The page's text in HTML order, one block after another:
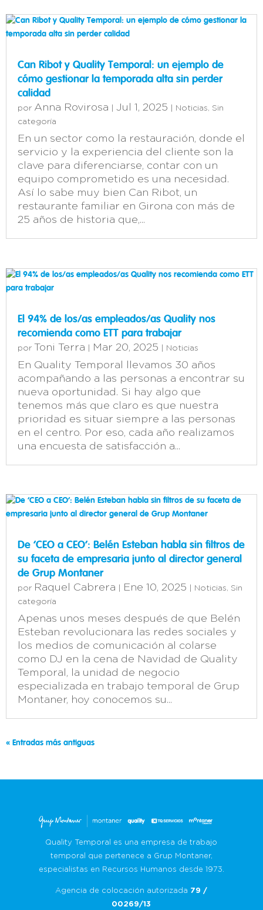
Can Ribot y Quality Temporal: un ejemplo de
cómo gestionar la temporada alta sin perder
calidad
por Anna Rovirosa Jul 1, 2025 Noticias, Sin
categoría
En un sector como la restauración, donde el
servicio y la experiencia del cliente son la
clave para diferenciarse, contar con un
equipo comprometido es una necesidad.
Así lo sabe muy bien Can Ribot, un
restaurante familiar en Girona con más de
25 años de historia que,...
El 94% de los/as empleados/as Quality nos
recomienda como ETT para trabajar
por Toni Terra Mar 20, 2025 Noticias
En Quality Temporal llevamos 30 años
acompañando a las personas a encontrar su
nueva oportunidad. Si hay algo que
tenemos más que claro es que nuestra
prioridad es situar siempre a las personas
en el centro. Por eso, cada año realizamos
una encuesta de satisfacción a...
De ‘CEO a CEO’: Belén Esteban habla sin filtros de
su faceta de empresaria junto al director general
de Grup Montaner
por Raquel Cabrera Ene 10, 2025 Noticias, Sin
categoría
Apenas unos meses después de que Belén
Esteban revolucionara las redes sociales y
los medios de comunicación al colarse
como DJ en la cena de Navidad de Quality
Temporal, la unidad de negocio
especializada en trabajo temporal de Grup
Montaner, hoy conocemos su...
« Entradas más antiguas
Quality Temporal es una empresa de trabajo
temporal que pertenece a Grup Montaner,
especialistas en Recursos Humanos desde 1973.
Agencia de colocación autorizada 79 /
00269/13